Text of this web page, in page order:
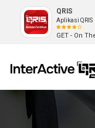
QRIS
Aplikasi QRIS
GET - On